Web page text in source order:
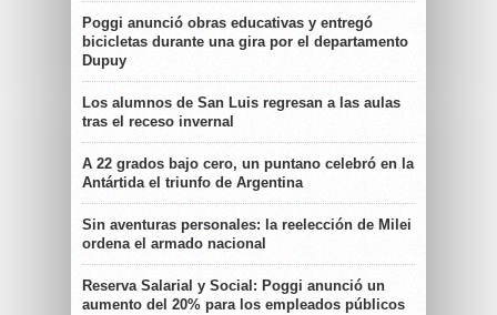
Poggi anunció obras educativas y entregó
bicicletas durante una gira por el departamento
Dupuy
Los alumnos de San Luis regresan a las aulas
tras el receso invernal
A 22 grados bajo cero, un puntano celebró en la
Antártida el triunfo de Argentina
Sin aventuras personales: la reelección de Milei
ordena el armado nacional
Reserva Salarial y Social: Poggi anunció un
aumento del 20% para los empleados públicos